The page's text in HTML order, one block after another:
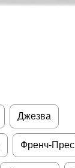
Джезва
Френч-Прес